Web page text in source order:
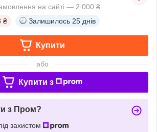
на сайті — 2 000 ₴
₴ Залишилось 25 днів
Купити
або
Купити з
з Пром?
захистом